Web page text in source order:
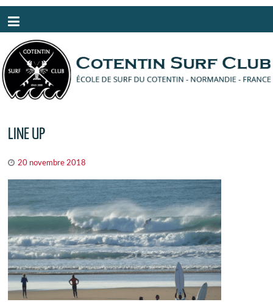
LINE UP
20 novembre 2018
Panneau de gestion des cookies